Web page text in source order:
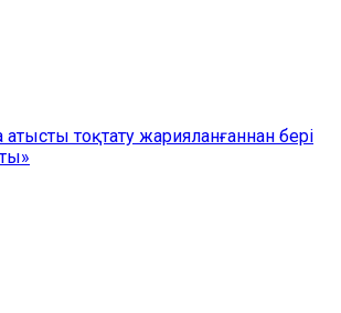
тоқтату жарияланғаннан бері